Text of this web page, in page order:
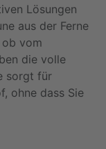
Lösungen
aus der Ferne
ob vom
die volle
sorgt für
ohne dass Sie